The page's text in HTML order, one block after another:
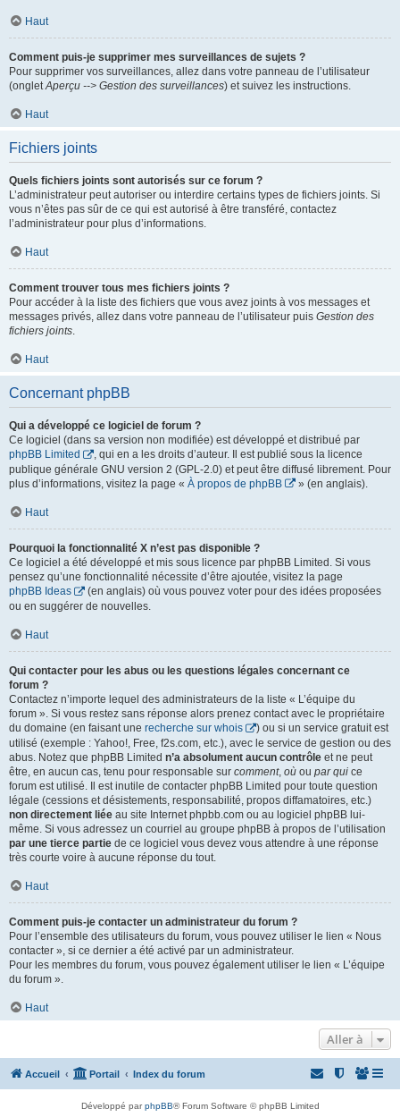
Haut
Comment puis-je supprimer mes surveillances de sujets ?
Pour supprimer vos surveillances, allez dans votre panneau de l’utilisateur
(ongletAperçu --> Gestion des surveillances) et suivez les instructions.
Haut
Fichiers joints
Quels fichiers joints sont autorisés sur ce forum ?
L’administrateur peut autoriser ou interdire certains types de fichiers joints. Si
vous n’êtes pas sûr de ce qui est autorisé à être transféré, contactez
l’administrateur pour plus d’informations.
Haut
Comment trouver tous mes fichiers joints ?
Pour accéder à la liste des fichiers que vous avez joints à vos messages et
messages privés, allez dans votre panneau de l’utilisateur puis Gestion des
fichiers joints.
Haut
Concernant phpBB
Qui a développé ce logiciel de forum ?
Ce logiciel (dans sa version non modifiée) est développé et distribué par
phpBB Limited
, qui en a les droits d’auteur. Il est publié sous la licence
publique générale GNU version 2 (GPL-2.0) et peut être diffusé librement. Pour
plus d’informations, visitez la page « À propos de phpBB » (en anglais).
Haut
Pourquoi la fonctionnalité X n’est pas disponible ?
Ce logiciel a été développé et mis sous licence par phpBB Limited. Si vous
pensez qu’une fonctionnalité nécessite d’être ajoutée, visitez la page
phpBB Ideas
(en anglais) où vous pouvez voter pour des idées proposées
ou en suggérer de nouvelles.
Haut
Qui contacter pour les abus ou les questions légales concernant ce
forum ?
Contactez n’importe lequel des administrateurs de la liste « L’équipe du
forum ». Si vous restez sans réponse alors prenez contact avec le propriétaire
du domaine (en faisant une recherche sur whois
) ou si un service gratuit est
utilisé (exemple : Yahoo!, Free, f2s.com, etc.), avec le service de gestion ou des
abus. Notez que phpBB Limited n’a absolument aucun contrôle et ne peut
être, en aucun cas, tenu pour responsable sur comment, où ou par qui ce
forum est utilisé. Il est inutile de contacter phpBB Limited pour toute question
légale (cessions et désistements, responsabilité, propos diffamatoires, etc.)
non directement liée au site Internet phpbb.com ou au logiciel phpBB lui-
même. Si vous adressez un courriel au groupe phpBB à propos de l’utilisation
par une tierce partie de ce logiciel vous devez vous attendre à une réponse
très courte voire à aucune réponse du tout.
Haut
Comment puis-je contacter un administrateur du forum ?
Pour l’ensemble des utilisateurs du forum, vous pouvez utiliser le lien « Nous
contacter », si ce dernier a été activé par un administrateur.
Pour les membres du forum, vous pouvez également utiliser le lien « L’équipe
du forum ».
Haut
Aller à
Accueil Portail Index du forum
Développé parphpBB® Forum Software © phpBB Limited